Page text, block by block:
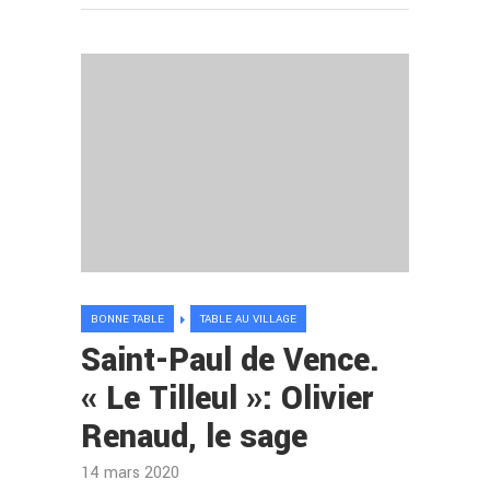
BONNE TABLE TABLE AU VILLAGE
Saint-Paul de Vence.
« Le Tilleul »: Olivier
Renaud, le sage
14 mars 2020